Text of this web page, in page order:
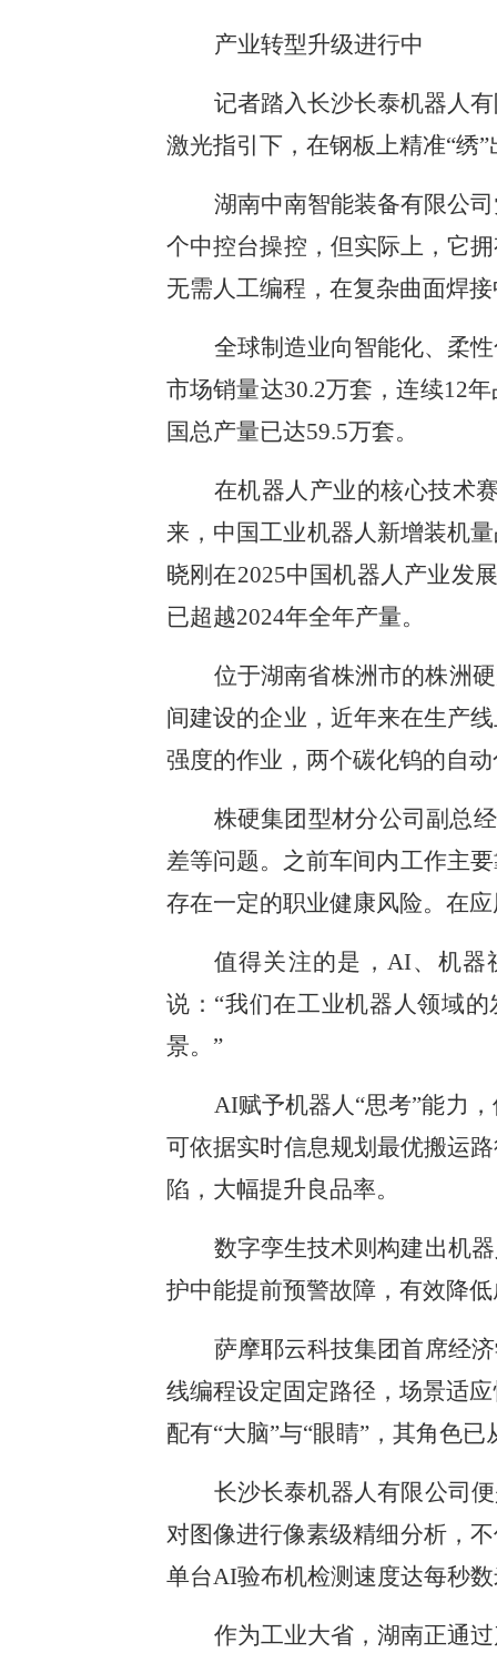
产业转型升级进行中
记者踏入长沙长泰机器人
激光指引下，在钢板上精准“绣
湖南中南智能装备有限公
个中控台操控，但实际上，它
无需人工编程，在复杂曲面焊
全球制造业向智能化、柔
市场销量达30.2万套，连续12
国总产量已达59.5万套。
在机器人产业的核心技术
来，中国工业机器人新增装机
晓刚在2025中国机器人产业发
已超越2024年全年产量。
位于湖南省株洲市的株洲
间建设的企业，近年来在生产
强度的作业，两个碳化钨的自
株硬集团型材分公司副总
差等问题。之前车间内工作主
存在一定的职业健康风险。在
值得关注的是，AI、机器
说：“我们在工业机器人领域
景。”
AI赋予机器人“思考”能力
可依据实时信息规划最优搬运
陷，大幅提升良品率。
数字孪生技术则构建出机
护中能提前预警故障，有效降
萨摩耶云科技集团首席经
线编程设定固定路径，场景适
配有“大脑”与“眼睛”，其角色
长沙长泰机器人有限公司
对图像进行像素级精细分析，
单台AI验布机检测速度达每秒
作为工业大省，湖南正通